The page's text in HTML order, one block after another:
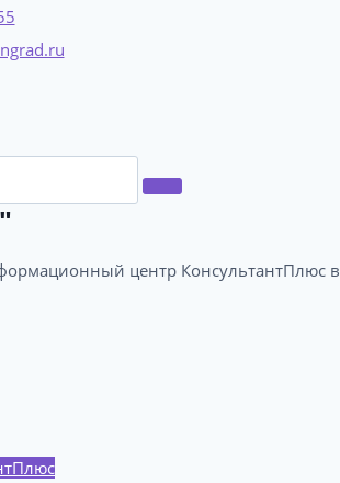
центр КонсультантПлюс в